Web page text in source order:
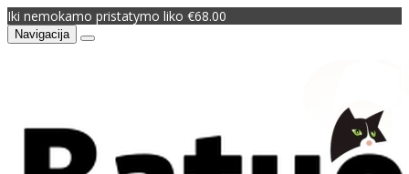
Iki nemokamo pristatymo liko €68.00
Navigacija